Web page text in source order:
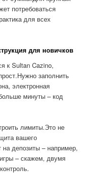
потребоваться
для всех
для новичков
к Sultan Cazino,
заполнить
электронная
минуты – код
лимиты.Это не
вашего
депозиты – например,
– скажем, двумя